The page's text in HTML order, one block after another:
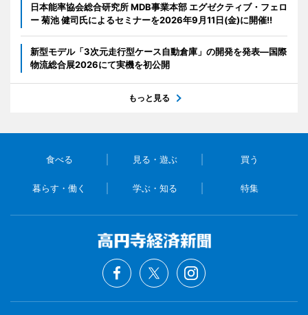
日本能率協会総合研究所 MDB事業本部 エグゼクティブ・フェロ
ー 菊池 健司氏によるセミナーを2026年9月11日(金)に開催!!
新型モデル「3次元走行型ケース自動倉庫」の開発を発表―国際
物流総合展2026にて実機を初公開
もっと見る
食べる 見る・遊ぶ 買う
暮らす・働く 学ぶ・知る 特集